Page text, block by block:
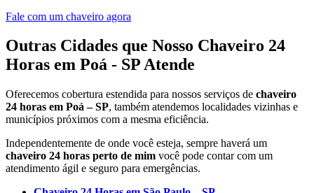
Fale com um chaveiro agora
Outras Cidades que Nosso Chaveiro 24
Horas em Poá - SP Atende
Oferecemos cobertura estendida para nossos serviços de chaveiro
24 horas em Poá – SP, também atendemos localidades vizinhas e
municípios próximos com a mesma eficiência.
Independentemente de onde você esteja, sempre haverá um
chaveiro 24 horas perto de mim você pode contar com um
atendimento ágil e seguro para emergências.